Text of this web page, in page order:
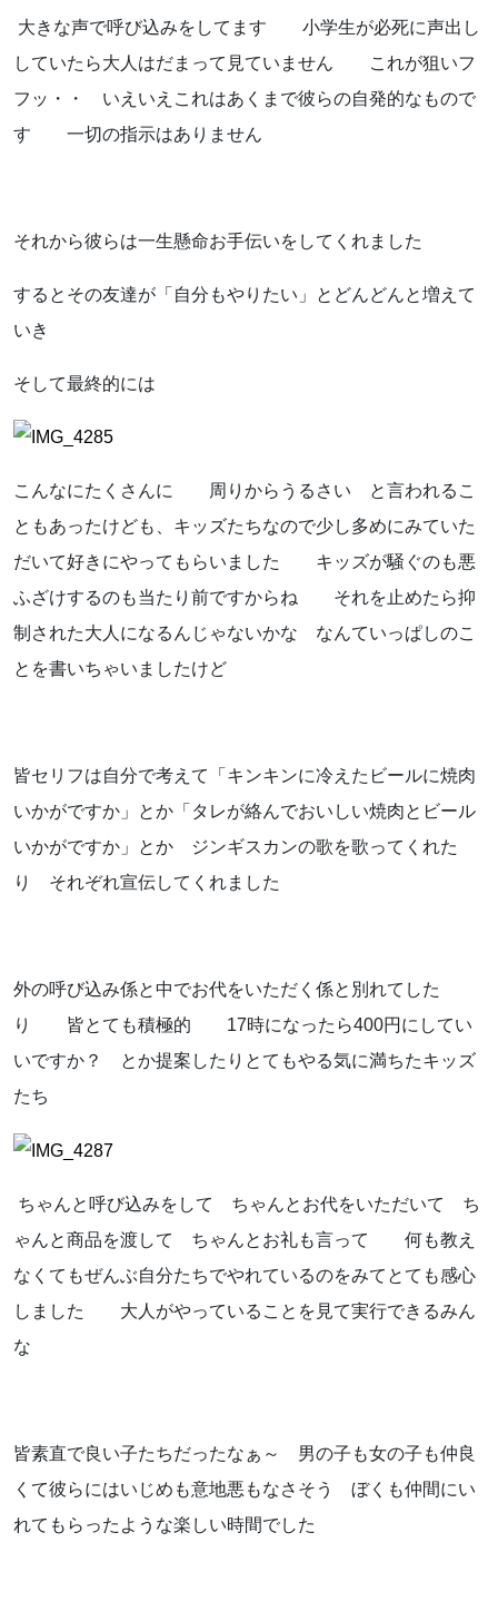
大きな声で呼び込みをしてます 小学生が必死に声出し
していたら大人はだまって見ていません これが狙いフ
フッ・・ いえいえこれはあくまで彼らの自発的なもので
す 一切の指示はありません
それから彼らは一生懸命お手伝いをしてくれました
するとその友達が「自分もやりたい」とどんどんと増えて
いき
そして最終的には
こんなにたくさんに 周りからうるさい と言われるこ
ともあったけども、キッズたちなので少し多めにみていた
だいて好きにやってもらいました キッズが騒ぐのも悪
ふざけするのも当たり前ですからね それを止めたら抑
制された大人になるんじゃないかな なんていっぱしのこ
とを書いちゃいましたけど
皆セリフは自分で考えて「キンキンに冷えたビールに焼肉
いかがですか」とか「タレが絡んでおいしい焼肉とビール
いかがですか」とか ジンギスカンの歌を歌ってくれた
り それぞれ宣伝してくれました
外の呼び込み係と中でお代をいただく係と別れてした
り 皆とても積極的 17時になったら400円にしてい
いですか？ とか提案したりとてもやる気に満ちたキッズ
たち
ちゃんと呼び込みをして ちゃんとお代をいただいて ち
ゃんと商品を渡して ちゃんとお礼も言って 何も教え
なくてもぜんぶ自分たちでやれているのをみてとても感心
しました 大人がやっていることを見て実行できるみん
な
皆素直で良い子たちだったなぁ～ 男の子も女の子も仲良
くて彼らにはいじめも意地悪もなさそう ぼくも仲間にい
れてもらったような楽しい時間でした